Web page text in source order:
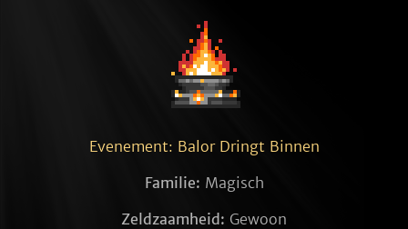
Evenement: Balor Dringt Binnen
Familie: Magisch
Zeldzaamheid: Gewoon